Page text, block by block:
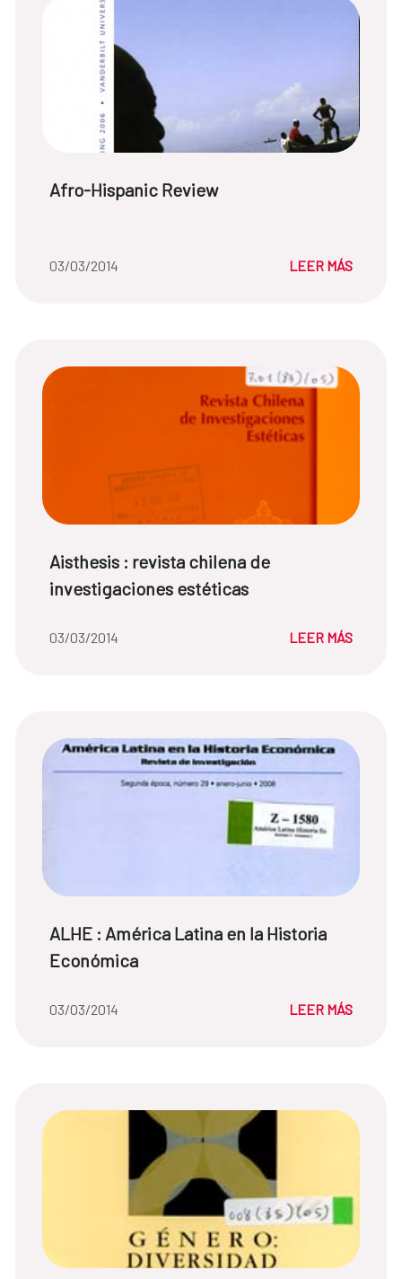
Título de noticia:
Afro-Hispanic Review
Fecha de la noticia::
03/03/2014 LEER MÁS
Título de noticia:
Aisthesis : revista chilena de
investigaciones estéticas
Fecha de la noticia::
03/03/2014 LEER MÁS
Título de noticia:
ALHE : América Latina en la Historia
Económica
Fecha de la noticia::
03/03/2014 LEER MÁS